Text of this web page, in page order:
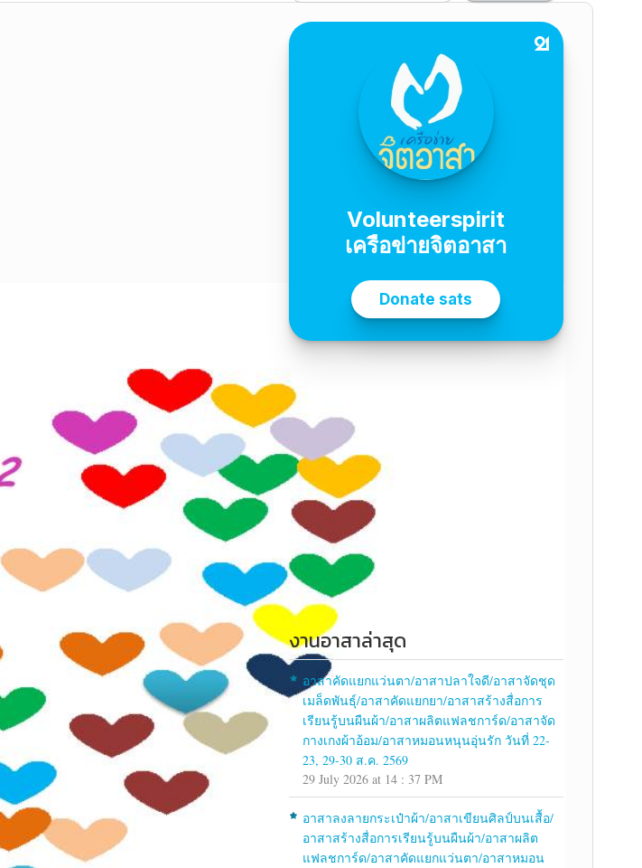
งานอาสาล่าสุด
อาสาคัดแยกแว่นตา/อาสาปลาใจดี/อาสาจัดชุด
เมล็ดพันธุ์/อาสาคัดแยกยา/อาสาสร้างสื่อการ
เรียนรู้บนผืนผ้า/อาสาผลิตแฟลชการ์ด/อาสาจัด
กางเกงผ้าอ้อม/อาสาหมอนหนุนอุ่นรัก วันที่ 22-
23, 29-30 ส.ค. 2569
29 July 2026 at 14 : 37 PM
อาสาลงลายกระเป๋าผ้า/อาสาเขียนศิลป์บนเสื้อ/
อาสาสร้างสื่อการเรียนรู้บนผืนผ้า/อาสาผลิต
แฟลชการ์ด/อาสาคัดแยกแว่นตา/อาสาหมอน